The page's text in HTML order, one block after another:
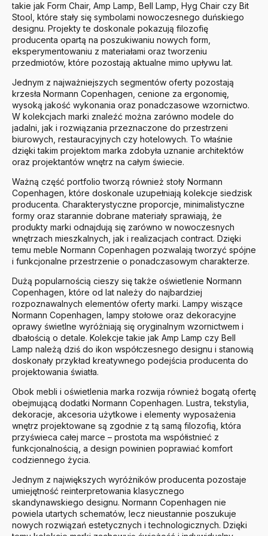
takie jak Form Chair, Amp Lamp, Bell Lamp, Hyg Chair czy Bit
Stool, które stały się symbolami nowoczesnego duńskiego
designu. Projekty te doskonale pokazują filozofię
producenta opartą na poszukiwaniu nowych form,
eksperymentowaniu z materiałami oraz tworzeniu
przedmiotów, które pozostają aktualne mimo upływu lat.
Jednym z najważniejszych segmentów oferty pozostają
krzesła Normann Copenhagen, cenione za ergonomię,
wysoką jakość wykonania oraz ponadczasowe wzornictwo.
W kolekcjach marki znaleźć można zarówno modele do
jadalni, jak i rozwiązania przeznaczone do przestrzeni
biurowych, restauracyjnych czy hotelowych. To właśnie
dzięki takim projektom marka zdobyła uznanie architektów
oraz projektantów wnętrz na całym świecie.
Ważną część portfolio tworzą również stoły Normann
Copenhagen, które doskonale uzupełniają kolekcje siedzisk
producenta. Charakterystyczne proporcje, minimalistyczne
formy oraz starannie dobrane materiały sprawiają, że
produkty marki odnajdują się zarówno w nowoczesnych
wnętrzach mieszkalnych, jak i realizacjach contract. Dzięki
temu meble Normann Copenhagen pozwalają tworzyć spójne
i funkcjonalne przestrzenie o ponadczasowym charakterze.
Dużą popularnością cieszy się także oświetlenie Normann
Copenhagen, które od lat należy do najbardziej
rozpoznawalnych elementów oferty marki. Lampy wiszące
Normann Copenhagen, lampy stołowe oraz dekoracyjne
oprawy świetlne wyróżniają się oryginalnym wzornictwem i
dbałością o detale. Kolekcje takie jak Amp Lamp czy Bell
Lamp należą dziś do ikon współczesnego designu i stanowią
doskonały przykład kreatywnego podejścia producenta do
projektowania światła.
Obok mebli i oświetlenia marka rozwija również bogatą ofertę
obejmującą dodatki Normann Copenhagen. Lustra, tekstylia,
dekoracje, akcesoria użytkowe i elementy wyposażenia
wnętrz projektowane są zgodnie z tą samą filozofią, która
przyświeca całej marce – prostota ma współistnieć z
funkcjonalnością, a design powinien poprawiać komfort
codziennego życia.
Jednym z największych wyróżników producenta pozostaje
umiejętność reinterpretowania klasycznego
skandynawskiego designu. Normann Copenhagen nie
powiela utartych schematów, lecz nieustannie poszukuje
nowych rozwiązań estetycznych i technologicznych. Dzięki